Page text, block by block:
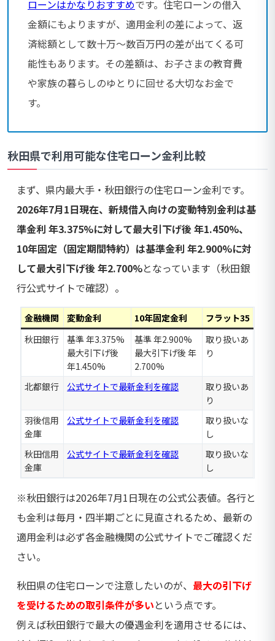
ローンはかなりおすすめです。住宅ローンの借入
金額にもよりますが、適用金利の差によって、返
済総額として数十万〜数百万円の差が出てくる可
能性もあります。その差額は、お子さまの教育費
や家族の暮らしのゆとりに回せる大切なお金で
す。
秋田県で利用可能な住宅ローン金利比較
まず、県内最大手・秋田銀行の住宅ローン金利です。
2026年7月1日現在、新規借入向けの変動特別金利は基
準金利 年3.375%に対して最大引下げ後 年1.450%、
10年固定（固定期間特約）は基準金利 年2.900%に対
して最大引下げ後 年2.700%となっています（秋田銀
行公式サイトで確認）。
金融機関 変動金利 10年固定金利
フラット35
秋田銀行
基準 年3.375%
最大引下げ後
年1.450%
基準 年2.900%
最大引下げ後 年
2.700%
取り扱いあ
り
北都銀行 公式サイトで最新金利を確認
取り扱いあ
り
羽後信用
金庫
公式サイトで最新金利を確認
取り扱いな
し
秋田信用
金庫
公式サイトで最新金利を確認
取り扱いな
し
※秋田銀行は2026年7月1日現在の公式公表値。各行と
も金利は毎月・四半期ごとに見直されるため、最新の
適用金利は必ず各金融機関の公式サイトでご確認くだ
さい。
秋田県の住宅ローンで注意したいのが、 最大の引下げ
を受けるための取引条件が多いという点です。
例えば秋田銀行で最大の優遇金利を適用させるには、